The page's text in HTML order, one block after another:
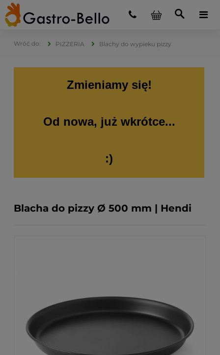
PIZZERIA Blachy do wypieku pizzy
Zmieniamy się!
Od nowa, już wkrótce...
:)
Blacha do pizzy Ø 500 mm | Hendi